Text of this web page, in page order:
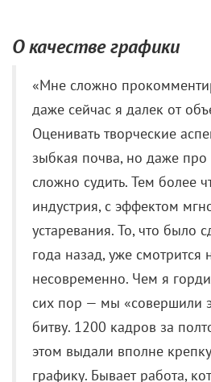
сложно судить. Тем более
индустрия, с эффектом
устаревания. То, что было
года назад, уже смотрится
несовременно. Чем я
сих пор — мы «совершили
битву. 1200 кадров за
этом выдали вполне
графику. Бывает работа,
сделать на том уровне, на
бы. Это объективное
факторов. Голливуд до
сделать абсолютно
людей, даже за десятки